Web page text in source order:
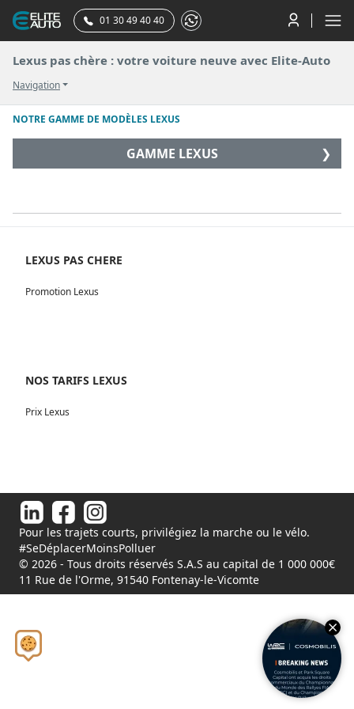
01 30 49 40 40
Lexus pas chère : votre voiture neuve avec Elite-Auto
Navigation
NOTRE GAMME DE MODÈLES LEXUS
GAMME LEXUS ❯
LEXUS PAS CHERE
Promotion Lexus
NOS TARIFS LEXUS
Prix Lexus
Pour les trajets courts, privilégiez la marche ou le vélo.
#SeDéplacerMoinsPolluer
© 2026 - Tous droits réservés S.A.S au capital de 1 000 000€
11 Rue de l'Orme, 91540 Fontenay-le-Vicomte